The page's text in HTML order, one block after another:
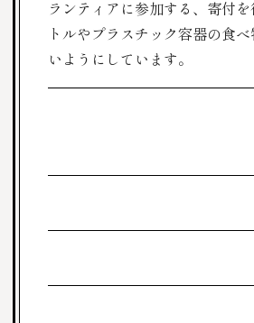
ランティアに参加する、寄付
トルやプラスチック容器の食
いようにしています。